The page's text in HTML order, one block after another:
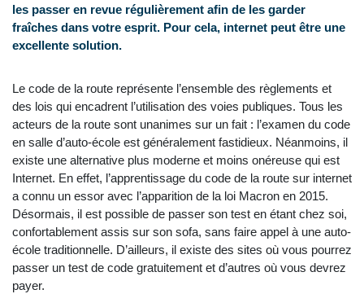
les passer en revue régulièrement afin de les garder
fraîches dans votre esprit. Pour cela, internet peut être une
excellente solution.
Le code de la route représente l’ensemble des règlements et
des lois qui encadrent l’utilisation des voies publiques. Tous les
acteurs de la route sont unanimes sur un fait : l’examen du code
en salle d’auto-école est généralement fastidieux. Néanmoins, il
existe une alternative plus moderne et moins onéreuse qui est
Internet. En effet, l’apprentissage du code de la route sur internet
a connu un essor avec l’apparition de la loi Macron en 2015.
Désormais, il est possible de passer son test en étant chez soi,
confortablement assis sur son sofa, sans faire appel à une auto-
école traditionnelle. D’ailleurs, il existe des sites où vous pourrez
passer un test de code gratuitement et d’autres où vous devrez
payer.